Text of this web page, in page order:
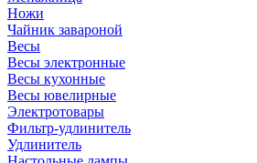
Ножи
Чайник завароной
Весы
Весы электронные
Весы кухонные
Весы ювелирные
Электротовары
Фильтр-удлинитель
Удлинитель